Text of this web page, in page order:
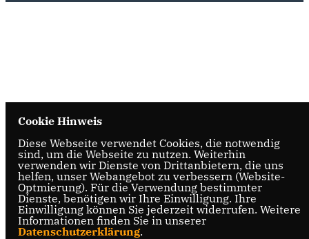
Cookie Hinweis
Diese Webseite verwendet Cookies, die notwendig
sind, um die Webseite zu nutzen. Weiterhin
verwenden wir Dienste von Drittanbietern, die uns
helfen, unser Webangebot zu verbessern (Website-
Optmierung). Für die Verwendung bestimmter
Dienste, benötigen wir Ihre Einwilligung. Ihre
Einwilligung können Sie jederzeit widerrufen. Weitere
Informationen finden Sie in unserer
Datenschutzerklärung.